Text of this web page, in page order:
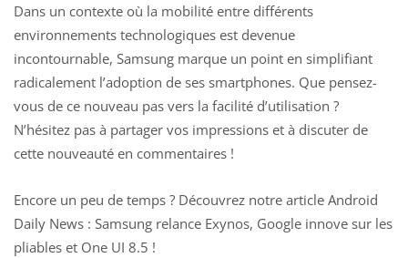
Dans un contexte où la mobilité entre différents
environnements technologiques est devenue
incontournable, Samsung marque un point en simplifiant
radicalement l’adoption de ses smartphones. Que pensez-
vous de ce nouveau pas vers la facilité d’utilisation ?
N’hésitez pas à partager vos impressions et à discuter de
cette nouveauté en commentaires !
Encore un peu de temps ? Découvrez notre article Android
Daily News : Samsung relance Exynos, Google innove sur les
pliables et One UI 8.5 !